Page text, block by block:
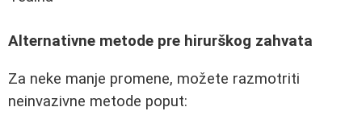
Alternativne metode pre hirurškog zahvata
Za neke manje promene, možete razmotriti
neinvazivne metode poput: